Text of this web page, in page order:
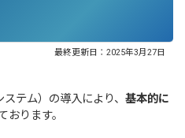
最終更新日： 2025年3月27日
テム）の導入により、基本的に
おります。